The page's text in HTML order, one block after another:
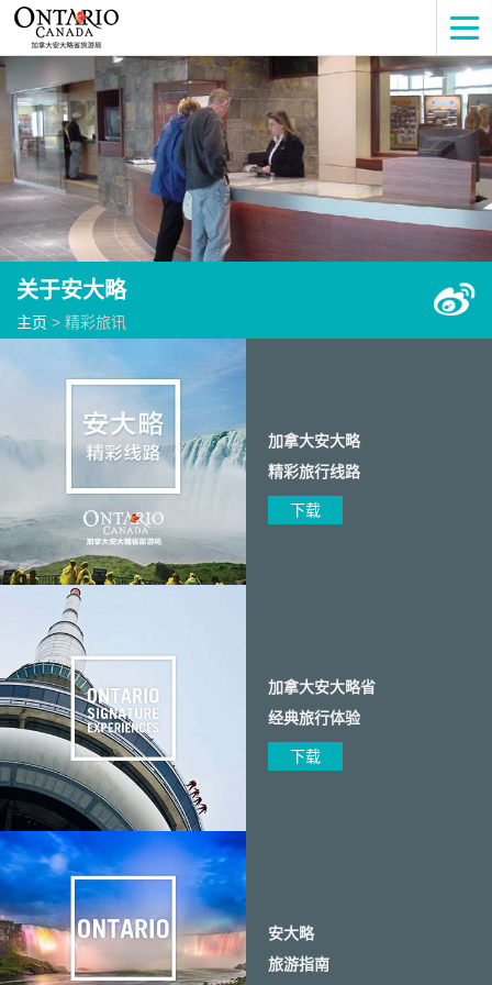
关于安大略
主页 > 精彩旅讯
加拿大安大略
精彩旅行线路
下载
加拿大安大略省
经典旅行体验
下载
安大略
旅游指南